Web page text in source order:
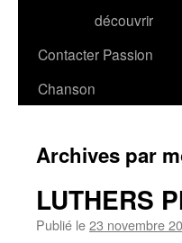
découvrir
Contacter Passion
Chanson
Archives par
LUTHERS
Publié le23 novembre